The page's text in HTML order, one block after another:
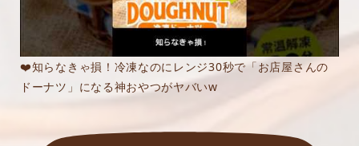
❤️知らなきゃ損！冷凍なのにレンジ30秒で「お店屋さんの
ドーナツ」になる神おやつがヤバいw